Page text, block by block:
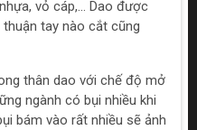
vỏ cáp,... Dao được
tay nào cắt cũng
thân dao với chế độ mở
ngành có bụi nhiều khi
bám vào rất nhiều sẽ ảnh